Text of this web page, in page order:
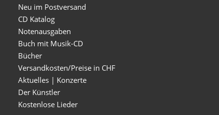
Neu im Postversand
CD Katalog
Notenausgaben
Buch mit Musik-CD
Bücher
Versandkosten/Preise in CHF
Aktuelles | Konzerte
Der Künstler
Kostenlose Lieder